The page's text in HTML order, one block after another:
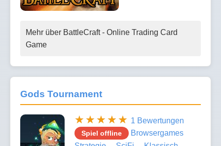
Mehr über BattleCraft - Online Trading Card
Game
Gods Tournament
1 Bewertungen
Spiel offline
Browsergames